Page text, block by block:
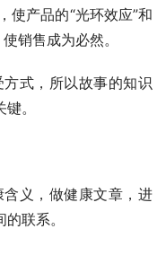
销售成为必然。
。
联系。